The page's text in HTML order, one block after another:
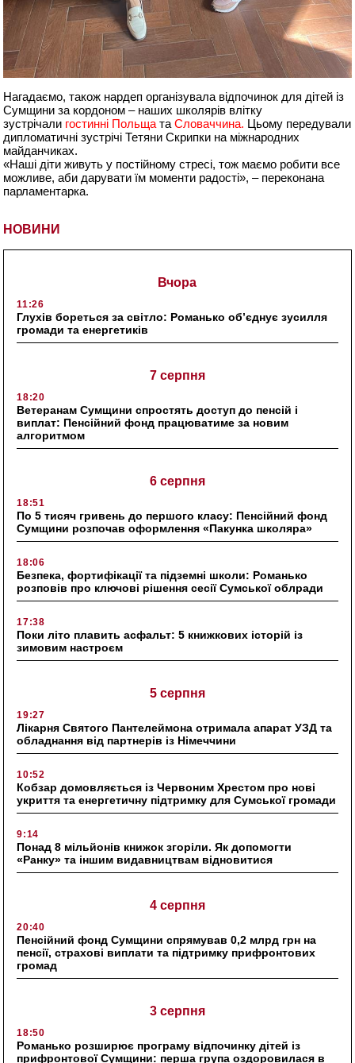
НОВИНИ
Вчора
11:26
Глухів бореться за світло: Романько об’єднує зусилля
громади та енергетиків
7 серпня
18:20
Ветеранам Сумщини спростять доступ до пенсій і
виплат: Пенсійний фонд працюватиме за новим
алгоритмом
6 серпня
18:51
По 5 тисяч гривень до першого класу: Пенсійний фонд
Сумщини розпочав оформлення «Пакунка школяра»
18:06
Безпека, фортифікації та підземні школи: Романько
розповів про ключові рішення сесії Сумської облради
17:38
Поки літо плавить асфальт: 5 книжкових історій із
зимовим настроєм
5 серпня
19:27
Лікарня Святого Пантелеймона отримала апарат УЗД та
обладнання від партнерів із Німеччини
10:52
Кобзар домовляється із Червоним Хрестом про нові
укриття та енергетичну підтримку для Сумської громади
9:14
Понад 8 мільйонів книжок згоріли. Як допомогти
«Ранку» та іншим видавництвам відновитися
4 серпня
20:40
Пенсійний фонд Сумщини спрямував 0,2 млрд грн на
пенсії, страхові виплати та підтримку прифронтових
громад
3 серпня
18:50
Романько розширює програму відпочинку дітей із
прифронтової Сумщини: перша група оздоровилася в
Нагадаємо, також нардеп організувала відпочинок для дітей із
Сумщини за кордоном – наших школярів влітку
зустрічали гостинні Польща таСловаччина. Цьому передували
дипломатичні зустрічі Тетяни Скрипки на міжнародних
майданчиках.
«Наші діти живуть у постійному стресі, тож маємо робити все
можливе, аби дарувати їм моменти радості», – переконана
парламентарка.